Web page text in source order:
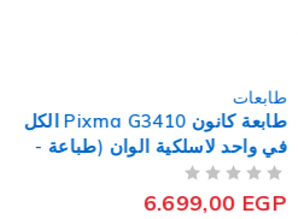
طابعات
طابعة كانون Pixma G3410 الكل
في واحد لاسلكية الوان (طباعة -
نسخ - مسح ضوئي - رابط سحابي)
6.699,00 EGP